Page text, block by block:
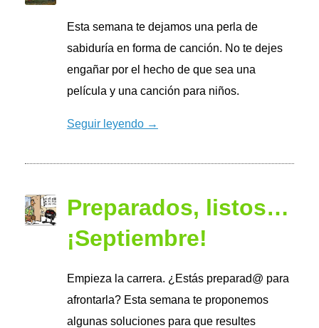
Esta semana te dejamos una perla de
sabiduría en forma de canción. No te dejes
engañar por el hecho de que sea una
película y una canción para niños.
Seguir leyendo →
Preparados, listos…
¡Septiembre!
Empieza la carrera. ¿Estás preparad@ para
afrontarla? Esta semana te proponemos
algunas soluciones para que resultes